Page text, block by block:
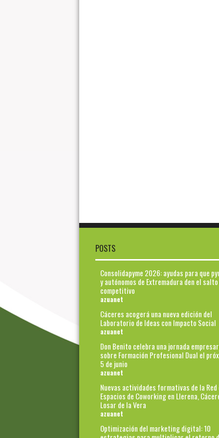
POSTS
Consolidapyme 2026: ayudas para que
y autónomos de Extremadura den el salto
competitivo
azuanet
Cáceres acogerá una nueva edición del
Laboratorio de Ideas con Impacto Social
azuanet
Don Benito celebra una jornada
sobre Formación Profesional Dual el
5 de junio
azuanet
Nuevas actividades formativas de la Red
Espacios de Coworking en Llerena,
Losar de la Vera
azuanet
Optimización del marketing digital: 10